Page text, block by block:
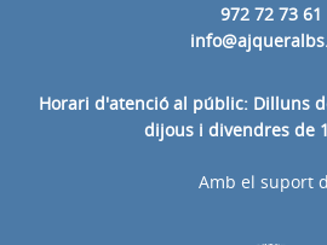
972 72 73 61
Horari d'atenció al públic: Dilluns
dijous i divendres de
Amb el suport